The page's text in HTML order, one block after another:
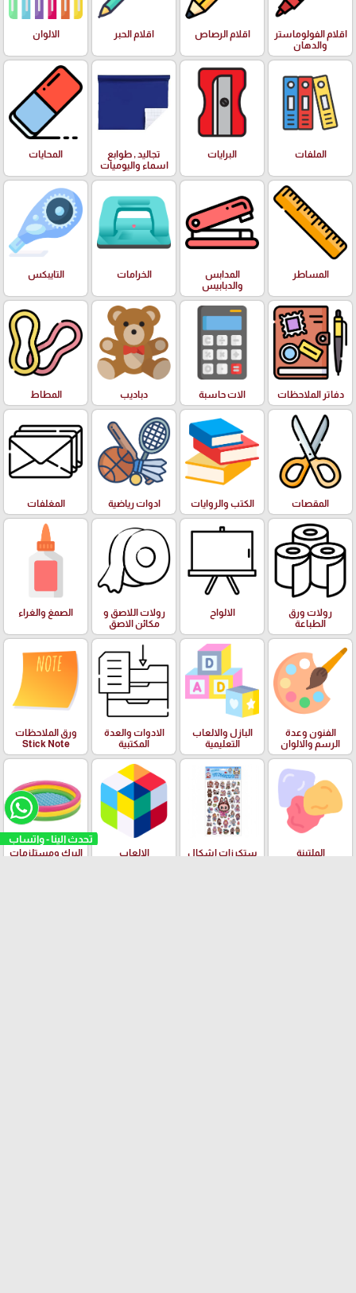
تحدث الينا - واتساب
اقلام الفولوماستر
والدهان
اقلام الرصاص اقلام الحبر الالوان
الملفات البرايات
تجاليد , طوابع
اسماء واليوميات
المحايات
المساطر
المدابس
والدبابيس
الخرامات التايبكس
دفاتر الملاحظات الات حاسبة دباديب المطاط
المقصات الكتب والروايات ادوات رياضية المغلفات
رولات ورق
الطباعة
الالواح
رولات اللاصق و
مكائن الاصق
الصمغ والغراء
الفنون وعدة
الرسم والالوان
البازل والالعاب
التعليمية
الادوات والعدة
المكتبية
ورق الملاحظات
Stick Note
الملتينة
ستكرزات اشكال
الالعاب
البرك ومستلزمات